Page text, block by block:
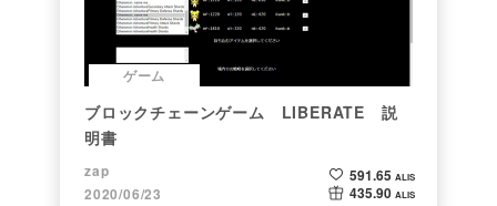
ゲーム
ブロックチェーンゲーム LIBERATE 説
明書
zap
2020/06/23
591.65 ALIS
435.90 ALIS